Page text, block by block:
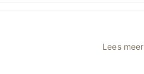
Lees